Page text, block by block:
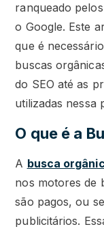
ranqueado
o Google. Este
que é
buscas
do SEO até as
utilizadas nessa
O que é a
A busca
nos motores de
são pagos, ou
publicitários.